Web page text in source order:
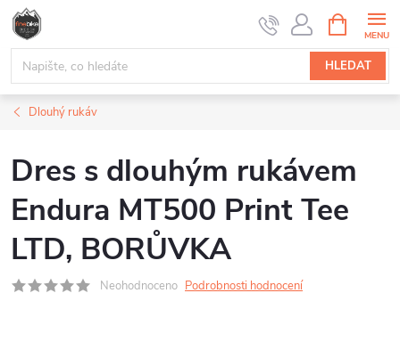
Přejít
obsah
HLEDAT
NÁKUPNÍ
KOŠÍK
Dlouhý rukáv
Dres s dlouhým rukávem
Endura MT500 Print Tee
LTD, BORŮVKA
Neohodnoceno Podrobnosti hodnocení